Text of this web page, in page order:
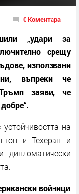
0 Коментара
„удари за
срещу
използвани
въпреки че
заяви, че
на
и Техеран и
войници